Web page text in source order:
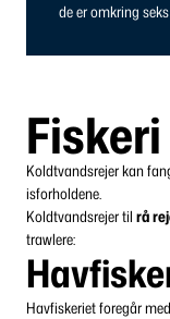
de er omkring
Fiskeri
Koldtvandsrejer kan
isforholdene.
Koldtvandsrejer til rå
trawlere:
Havfiskeriet foregår